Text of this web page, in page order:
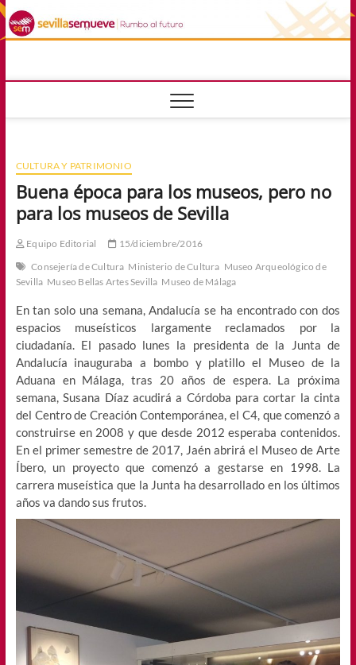
Saltar
al
contenido
CULTURA Y PATRIMONIO
Buena época para los museos, pero no
para los museos de Sevilla
Equipo Editorial
15/diciembre/2016
Consejería de Cultura Ministerio de Cultura Museo Arqueológico de
Sevilla Museo Bellas Artes Sevilla Museo de Málaga
En tan solo una semana, Andalucía se ha encontrado con dos
espacios museísticos largamente reclamados por la
ciudadanía. El pasado lunes la presidenta de la Junta de
Andalucía inauguraba a bombo y platillo el Museo de la
Aduana en Málaga, tras 20 años de espera. La próxima
semana, Susana Díaz acudirá a Córdoba para cortar la cinta
del Centro de Creación Contemporánea, el C4, que comenzó a
construirse en 2008 y que desde 2012 esperaba contenidos.
En el primer semestre de 2017, Jaén abrirá el Museo de Arte
Íbero, un proyecto que comenzó a gestarse en 1998. La
carrera museística que la Junta ha desarrollado en los últimos
años va dando sus frutos.